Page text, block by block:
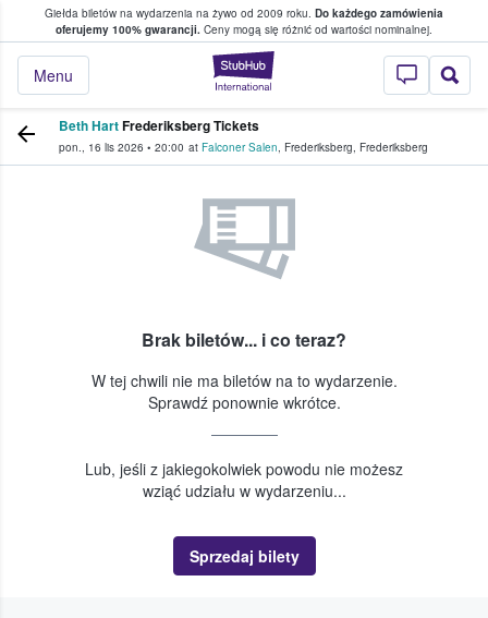
Giełda biletów na wydarzenia na żywo od 2009 roku. Do każdego zamówienia
oferujemy 100% gwarancji. Ceny mogą się różnić od wartości nominalnej.
StubHub —
Menu
w którym fani i kibice kupują i
Beth HartFrederiksberg Tickets
pon., 16 lis 2026 • 20:00 at Falconer Salen, Frederiksberg, Frederiksberg
Brak biletów... i co teraz?
W tej chwili nie ma biletów na to wydarzenie.
Sprawdź ponownie wkrótce.
Lub, jeśli z jakiegokolwiek powodu nie możesz
wziąć udziału w wydarzeniu...
Sprzedaj bilety